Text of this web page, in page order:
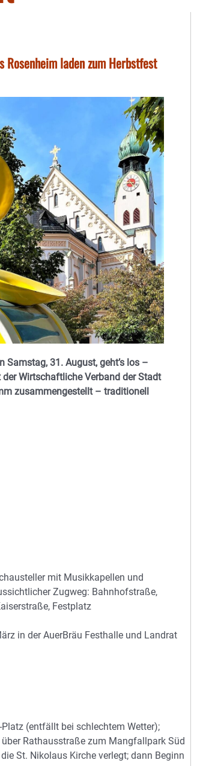
laden zum Herbstfest
31. August, geht’s los –
Wirtschaftliche Verband der Stadt
zusammengestellt – traditionell
mit Musikkapellen und
Zugweg: Bahnhofstraße,
Festplatz
in der AuerBräu Festhalle und Landrat
(entfällt bei schlechtem Wetter);
Rathausstraße zum Mangfallpark Süd
St. Nikolaus Kirche verlegt; dann Beginn